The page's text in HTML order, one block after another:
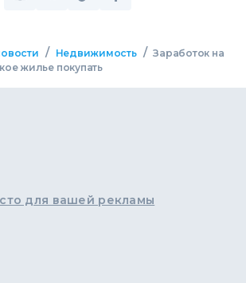
/ Недвижимость / Заработок на
жилье покупать
для вашей рекламы